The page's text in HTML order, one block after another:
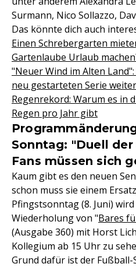
Surmann, Nico Sollazzo,
Das könnte dich auch
Einen Schrebergarten
Gartenlaube Urlaub
"Neuer Wind im Alten
neu gestarteten Serie
Regenrekord: Warum es in
Regen pro Jahr gibt
Sonntag: "Duell
Fans müssen sich
Kaum gibt es den neuen
schon muss sie einem
Pfingstsonntag (8. Juni)
Wiederholung von "Bares
(Ausgabe 360) mit Horst
Kollegium ab 15 Uhr zu
Grund dafür ist der